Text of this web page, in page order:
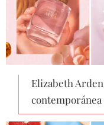
Elizabeth